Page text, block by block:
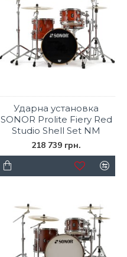
Ударна установка
SONOR Prolite Fiery Red
Studio Shell Set NM
218 739 грн.